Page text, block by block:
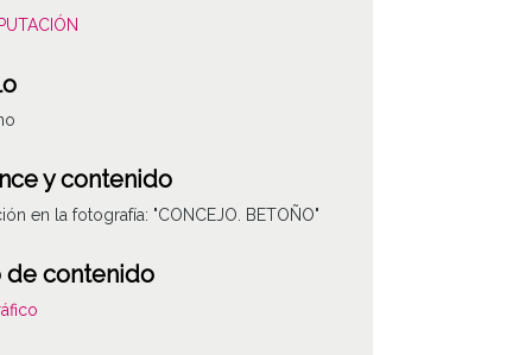
y contenido
en la fotografía: "CONCEJO. BETOÑO"
de contenido